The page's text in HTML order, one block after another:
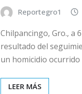
Reportegro1
Chilpancingo, Gro., a
resultado del
un homicidio ocurrido
LEER MÁS